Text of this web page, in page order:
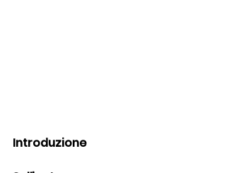
Introduzione